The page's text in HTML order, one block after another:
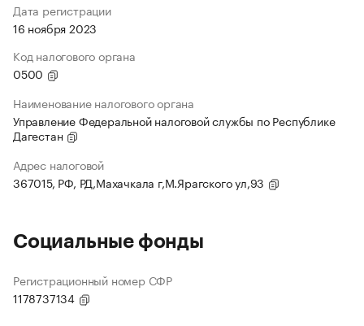
Дата регистрации
16 ноября 2023
Код налогового органа
0500
Наименование налогового органа
Управление Федеральной налоговой службы по Республике
Дагестан
Адрес налоговой
367015, РФ, РД,Махачкала г,М.Ярагского ул,93
Социальные фонды
Регистрационный номер СФР
1178737134